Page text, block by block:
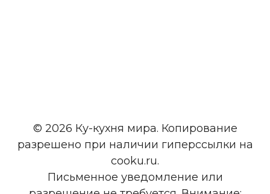
© 2026 Ку-кухня мира. Копирование
разрешено при наличии гиперссылки на
cooku.ru.
Письменное уведомление или